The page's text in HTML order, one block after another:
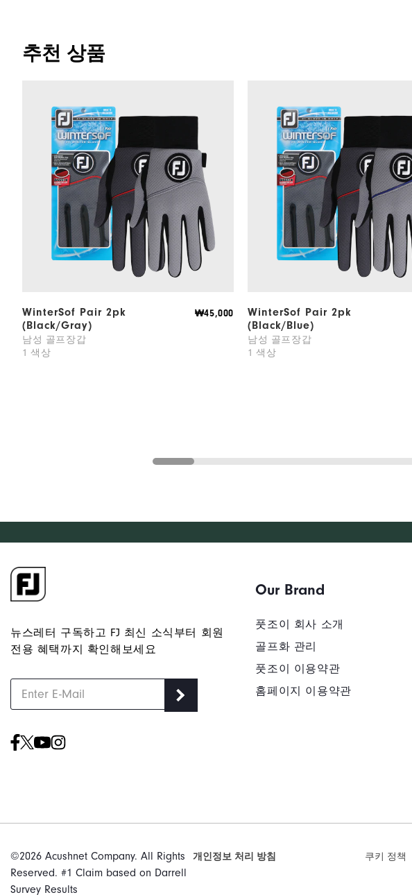
추천 상품
WinterSof Pair 2pk
(Black/Gray)
남성 골프장갑
₩45,000
1 색상
WinterSof Pair 2pk
(Black/Blue)
남성 골프장갑
1 색상
뉴스레터 구독하고 FJ 최신 소식부터 회원
전용 혜택까지 확인해보세요
Our Brand
풋조이 회사 소개
골프화 관리
풋조이 이용약관
홈페이지 이용약관
©2026 Acushnet Company. All Rights
Reserved. #1 Claim based on Darrell
Survey Results
개인정보 처리 방침 쿠키 정책